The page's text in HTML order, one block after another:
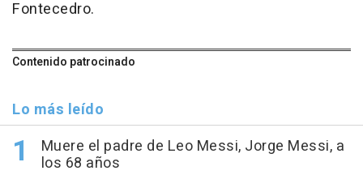
Fontecedro.
Contenido patrocinado
Lo más leído
Muere el padre de Leo Messi, Jorge Messi, a
los 68 años